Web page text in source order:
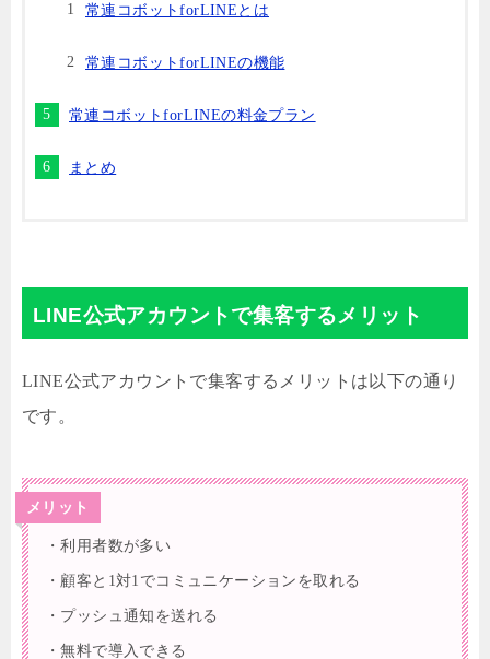
常連コボットforLINEとは
常連コボットforLINEの機能
常連コボットforLINEの料金プラン
まとめ
LINE公式アカウントで集客するメリット
LINE公式アカウントで集客するメリットは以下の通り
です。
メリット
・利用者数が多い
・顧客と1対1でコミュニケーションを取れる
・プッシュ通知を送れる
・無料で導入できる